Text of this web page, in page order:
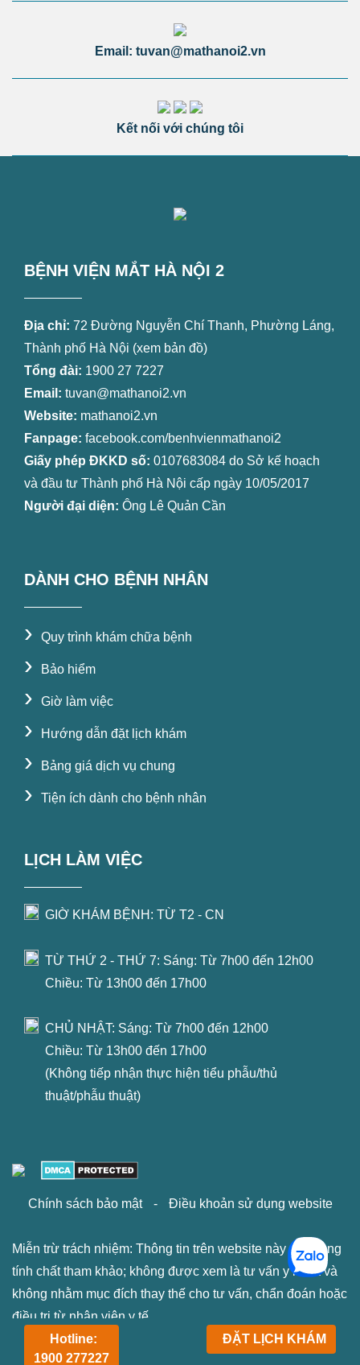
Email: tuvan@mathanoi2.vn
Kết nối với chúng tôi
BỆNH VIỆN MẮT HÀ NỘI 2
Địa chỉ: 72 Đường Nguyễn Chí Thanh, Phường Láng,
Thành phố Hà Nội (xem bản đồ)
Tổng đài: 1900 27 7227
Email: tuvan@mathanoi2.vn
Website: mathanoi2.vn
Fanpage: facebook.com/benhvienmathanoi2
Giấy phép ĐKKD số: 0107683084 do Sở kế hoạch
và đầu tư Thành phố Hà Nội cấp ngày 10/05/2017
Người đại diện: Ông Lê Quản Cần
DÀNH CHO BỆNH NHÂN
› Quy trình khám chữa bệnh
› Bảo hiểm
› Giờ làm việc
› Hướng dẫn đặt lịch khám
› Bảng giá dịch vụ chung
› Tiện ích dành cho bệnh nhân
LỊCH LÀM VIỆC
GIỜ KHÁM BỆNH: TỪ T2 - CN
TỪ THỨ 2 - THỨ 7: Sáng: Từ 7h00 đến 12h00
Chiều: Từ 13h00 đến 17h00
CHỦ NHẬT: Sáng: Từ 7h00 đến 12h00
Chiều: Từ 13h00 đến 17h00
(Không tiếp nhận thực hiện tiểu phẫu/thủ
thuật/phẫu thuật)
Chính sách bảo mật - Điều khoản sử dụng website
Miễn trừ trách nhiệm: Thông tin trên website này chỉ mang
tính chất tham khảo; không được xem là tư vấn y khoa và
không nhằm mục đích thay thế cho tư vấn, chẩn đoán hoặc
điều trị từ nhân viên y tế.
Hotline:
1900 277227
ĐẶT LỊCH KHÁM